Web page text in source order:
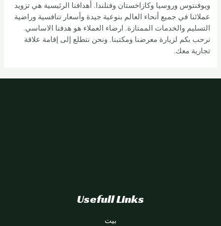
ويوفنتوس وروسيا وكازاخستان وفنلندا. أهدافنا الرئيسية هي تزويد
عملائنا في جميع أنحاء العالم بنوعية جيدة وأسعار تنافسية وراضية
التسليم والخدمات الممتازة. ارضاء العملاء هو هدفنا الاساسي.
نرحب بكم لزيارة معرضنا ومكتبنا. ونحن نتطلع إلى إقامة علاقة
تجارية معك.
Usefull Links
بيت